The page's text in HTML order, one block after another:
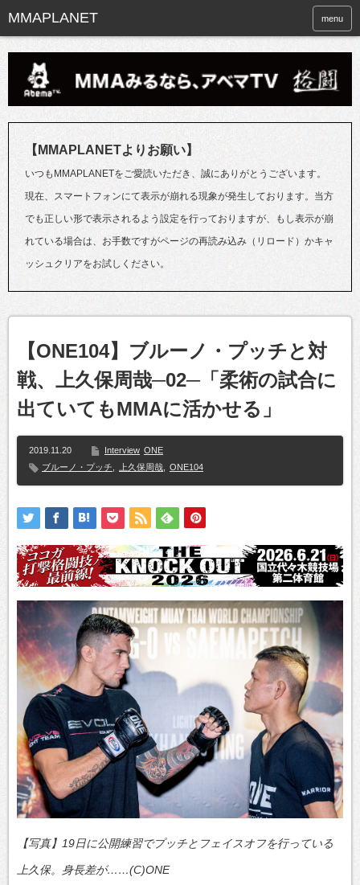
menu
【MMAPLANETよりお願い】
いつもMMAPLANETをご愛読いただき、誠にありがとうございます。
現在、スマートフォンにて表示が崩れる現象が発生しております。当方
でも正しい形で表示されるよう設定を行っておりますが、もし表示が崩
れている場合は、お手数ですがページの再読み込み（リロード）かキャ
ッシュクリアをお試しください。
【ONE104】ブルーノ・プッチと対
戦、上久保周哉─02─「柔術の試合に
出ていてもMMAに活かせる」
2019.11.20 Interview ONE
ブルーノ・プッチ
上久保周哉 ONE104
【写真】19日に公開練習でプッチとフェイスオフを行っている
上久保。身長差が……(C)ONE